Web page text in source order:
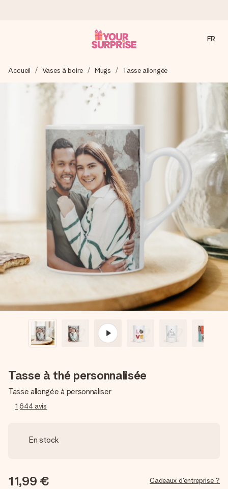
Nous préparons votre cadeau avec attention et l’envoyons
en un éclair – pour que vous puissiez l’offrir au bon moment,
quand cela compte le plus.
4,9 (sur la base de +15 000 avis)
Nos cadeaux sont appréciés. Les clients nous attribuent
une note de 4,9 sur Google Reviews (total de tous les
pays où nous sommes présents).
Carte de vœux gratuite
Créez quelque chose d’unique en quelques étapes – avec
son prénom, votre photo ou un message qui touche le cœur.
Sans complications, juste tout l’amour pour le moment idéal.
FR
Accueil Vases à boire Mugs Tasse allongée
Tasse à thé personnalisée
Tasse allongée à personnaliser
1,644 avis
En stock
11,99 € Cadeaux d'entreprise ?